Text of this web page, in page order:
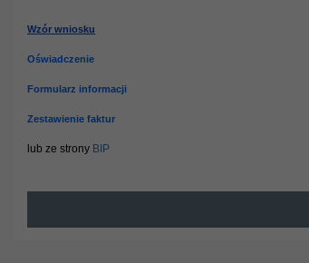
Wzór wniosku
Oświadczenie
Formularz informacji
Zestawienie faktur
lub ze strony BIP